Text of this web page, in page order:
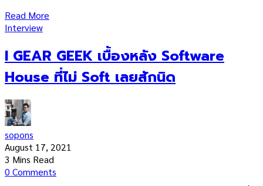
Read More
Interview
I GEAR GEEK เบื้องหลัง Software
House ที่ไม่ Soft เลยสักนิด
sopons
August 17, 2021
3 Mins Read
0 Comments